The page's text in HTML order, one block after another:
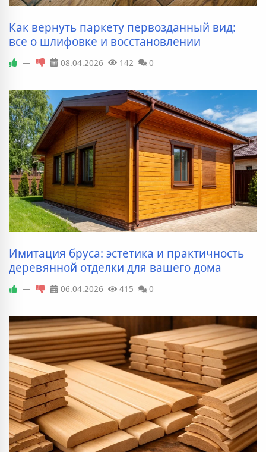
Как вернуть паркету первозданный вид:
все о шлифовке и восстановлении
— 08.04.2026 142 0
Имитация бруса: эстетика и практичность
деревянной отделки для вашего дома
— 06.04.2026 415 0